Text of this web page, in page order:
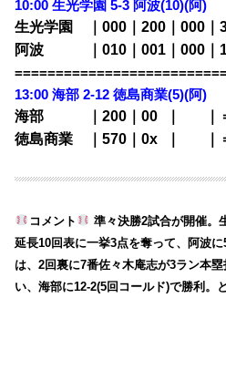
10:00 生光学園 5-3 阿波(10)(阿)
生光学園 ｜000｜200｜000｜
阿波 ｜010｜001｜000｜1
13:00 海部 2-12 徳島商業(5)(阿)
海部 ｜200｜00
徳島商業 ｜570｜0x
コメント
準々決勝2試合が開催。
延長10回表に一挙3点を奪って、阿波
は、2回裏に7番佐々木庵志が3ラン本
い、海部に12-2(5回コールド)で勝利。